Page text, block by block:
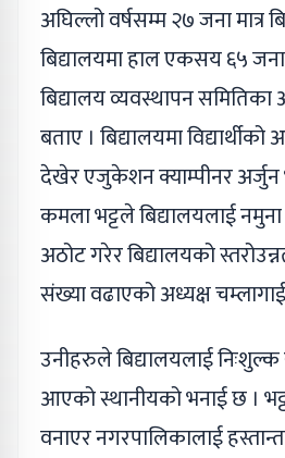
अघिल्लो वर्षसम्म २७ जना मात्र
बिद्यालयमा हाल एकसय ६५ जना
बिद्यालय व्यवस्थापन समितिका
बताए । बिद्यालयमा
देखेर एजुकेशन क्याम्पीनर अर्जुन
कमला भट्टले बिद्यालयलाई
अठोट गरेर बिद्यालयको
संख्या वढाएको अध्यक्ष
उनीहरुले बिद्यालयलाई
आएको स्थानीयको भनाई छ ।
वनाएर नगरपालिकालाई